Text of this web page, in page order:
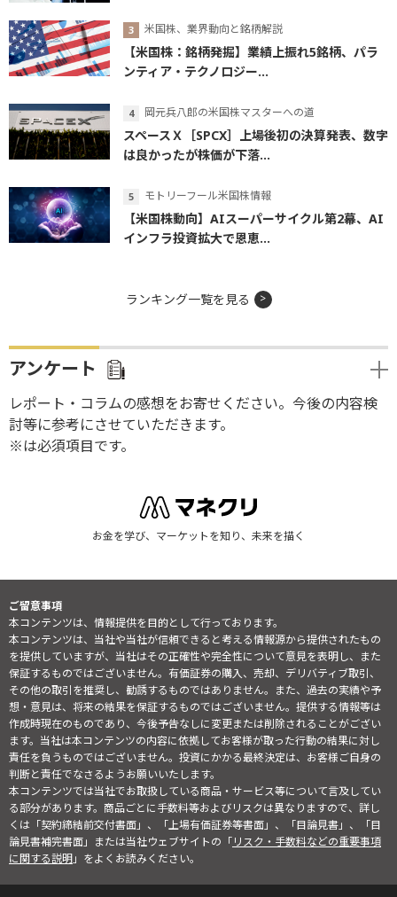
米国株、業界動向と銘柄解説
【米国株：銘柄発掘】業績上振れ5銘柄、パラ
ンティア・テクノロジー...
岡元兵八郎の米国株マスターへの道
スペースＸ［SPCX］上場後初の決算発表、数字
は良かったが株価が下落...
モトリーフール米国株情報
【米国株動向】AIスーパーサイクル第2幕、AI
インフラ投資拡大で恩恵...
ランキング一覧を見る
アンケート
レポート・コラムの感想をお寄せください。今後の内容検
討等に参考にさせていただきます。
※は必須項目です。
お金を学び、マーケットを知り、未来を描く
ご留意事項
本コンテンツは、情報提供を目的として行っております。
本コンテンツは、当社や当社が信頼できると考える情報源から提供されたもの
を提供していますが、当社はその正確性や完全性について意見を表明し、また
保証するものではございません。有価証券の購入、売却、デリバティブ取引、
その他の取引を推奨し、勧誘するものではありません。また、過去の実績や予
想・意見は、将来の結果を保証するものではございません。提供する情報等は
作成時現在のものであり、今後予告なしに変更または削除されることがござい
ます。当社は本コンテンツの内容に依拠してお客様が取った行動の結果に対し
責任を負うものではございません。投資にかかる最終決定は、お客様ご自身の
判断と責任でなさるようお願いいたします。
本コンテンツでは当社でお取扱している商品・サービス等について言及してい
る部分があります。商品ごとに手数料等およびリスクは異なりますので、詳し
くは「契約締結前交付書面」、「上場有価証券等書面」、「目論見書」、「目
論見書補完書面」または当社ウェブサイトの「リスク・手数料などの重要事項
に関する説明」をよくお読みください。